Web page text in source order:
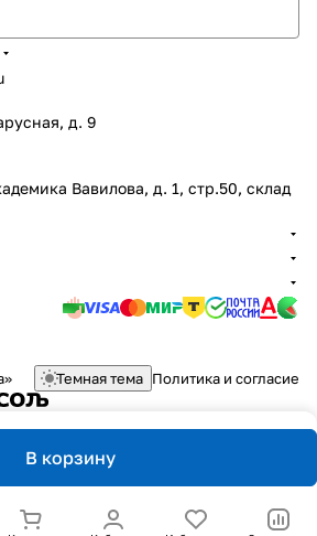
В корзину
д. 9
Вавилова, д. 1, стр.50, склад
Темная тема Политика и согласие